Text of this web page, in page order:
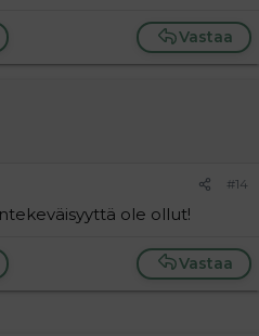
Vastaa
#14
ole ollut!
Vastaa